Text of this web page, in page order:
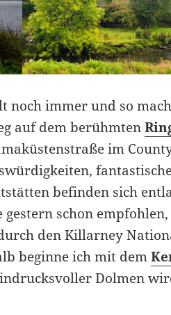
noch immer und so
auf dem berühmten
im
befinden sich
schon empfohlen,
den Killarney
beginne ich mit dem
Dolmen